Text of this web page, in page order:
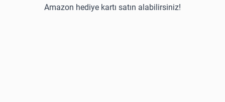
Amazon hediye kartı satın alabilirsiniz!